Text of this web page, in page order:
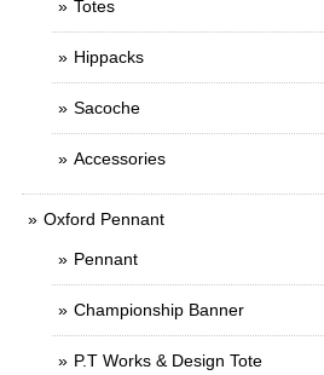
Totes
Hippacks
Sacoche
Accessories
Oxford Pennant
Pennant
Championship Banner
P.T Works & Design Tote